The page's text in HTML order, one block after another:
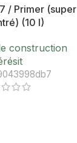
/ Primer (super
(10 l)
construction